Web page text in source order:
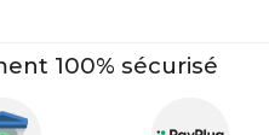
100% sécurisé